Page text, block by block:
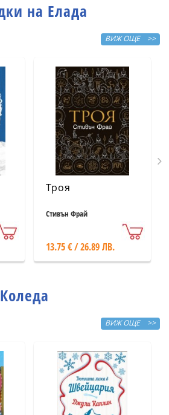
на Елада
ВИЖ ОЩЕ >>
Троя
Стивън Фрай
13.75 € / 26.89 ЛВ.
ВИЖ ОЩЕ >>